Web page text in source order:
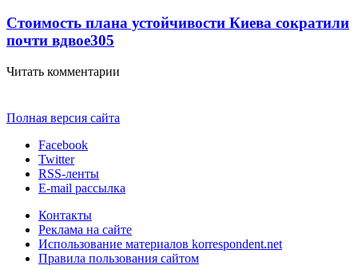
Стоимость плана устойчивости Киева сократили
почти вдвое305
Читать комментарии
Полная версия сайта
Facebook
Twitter
RSS-ленты
E-mail рассылка
Контакты
Реклама на сайте
Использование материалов korrespondent.net
Правила пользования сайтом